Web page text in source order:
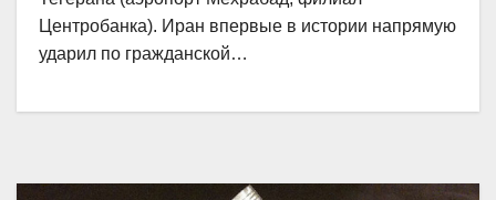
Центробанка). Иран впервые в истории напрямую
ударил по гражданской…